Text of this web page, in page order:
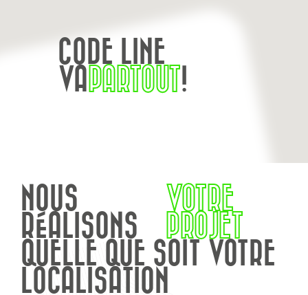
CODE LINE
VAPARTOUT!
NOUS
RÉALISONS
VOTRE
PROJET
QUELLE QUE SOIT VOTRE
LOCALISATION